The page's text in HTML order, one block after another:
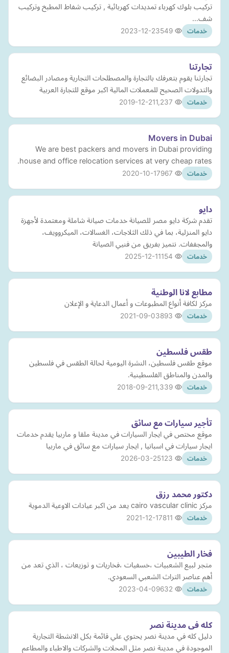
تركيب بلوك كهرباء تمديدات كهربائية , تركيب شفاط المطبخ وتركيب
شف…
خدمات 2023-12-23
تجارتنا
تجارتنا يقوم بتعرفك بالتجارة والمصطلحات التجارية ومصادر البضائع
والتدولات الصحيح للمعملات المالية اكبر موقع للتجارة العربية
خدمات 2019-12-21
Movers in Dubai
We are best packers and movers in Dubai providing
house and office relocation services at very cheap rates.
خدمات 2020-10-17
دايو
تقدم شركة دايو مصر للصيانة خدمات صيانة شاملة ومعتمدة لأجهزة
دايو المنزلية، بما في ذلك الثلاجات، الغسالات، الميكروويف،
والمجففات. نتميز بفريق من فنيي الصيانة
خدمات 2025-12-11
مطابع لانا الوطنية
مركز لكافة أنواع المطبوعات و أعمال الدعاية و الإعلان
خدمات 2021-09-03
طقس فلسطين
موقع طقس فلسطين، النشرة اليومية لحالة الطقس في فلسطين
والمدن والمناطق الفلسطينية.
خدمات 2018-09-21
تأجير سيارات مع سائق
موقع مختص في ايجار السيارات في مدينة ملقا و ماربيا يقدم خدمات
ايجار سيارات في اسبانيا , ايجار سيارات مع سائق في ماربيا
خدمات 2026-03-25
دكتور محمد رزق
مركز cairo vascular clinic يعد من اكبر عيادات الاوعية الدموية
خدمات 2021-12-17
فخار الطيبين
متجر لبيع الشعبيات ،خسفيات ،فخاريات و توزيعات ، الذي تعد من
أهم عناصر التراث الشعبي السعودي.
خدمات 2023-04-09
كله فى مدينة نصر
دليل كله في مدينة نصر يحتوي علي قائمة بكل الانشطة التجارية
الموجودة في مدينة نصر مثل المحلات والشركات والاطباء والمطاعم